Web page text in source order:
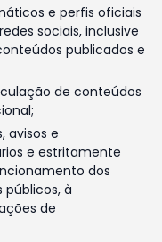
e perfis oficiais
sociais, inclusive
publicados e
de conteúdos
avisos e
e estritamente
dos
públicos, à
de